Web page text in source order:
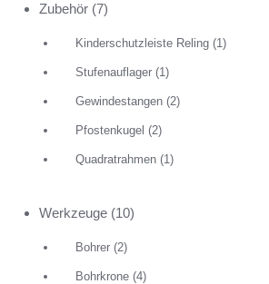
Zubehör (7)
Kinderschutzleiste Reling (1)
Stufenauflager (1)
Gewindestangen (2)
Pfostenkugel (2)
Quadratrahmen (1)
Werkzeuge (10)
Bohrer (2)
Bohrkrone (4)